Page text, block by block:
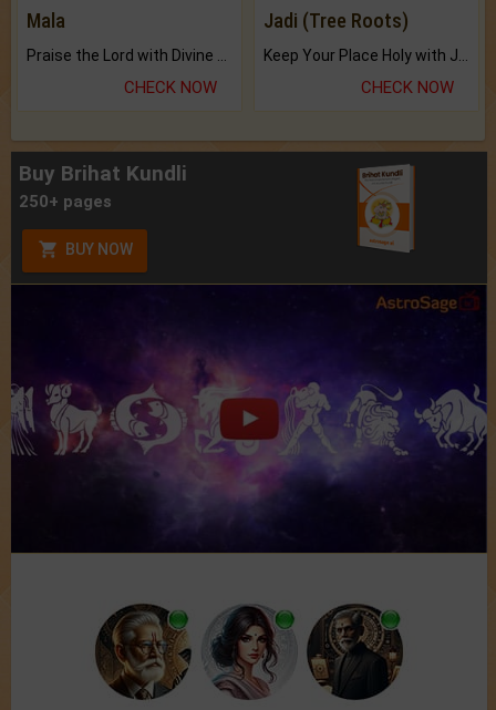
Mala
CHECK NOW
Jadi (Tree Roots)
CHECK NOW
Buy Brihat Kundli
250+ pages
BUY NOW